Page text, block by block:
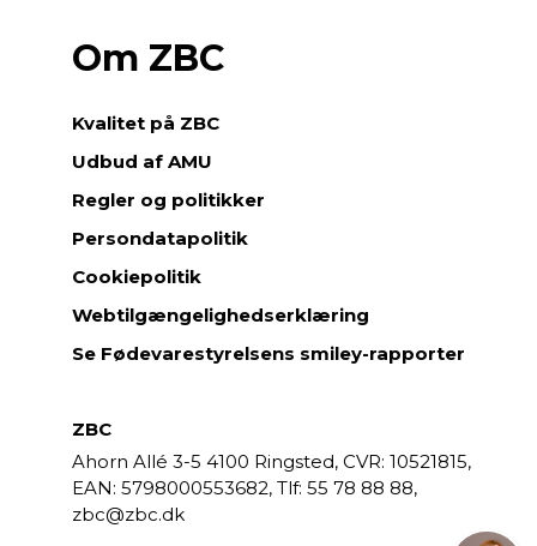
Om ZBC
Kvalitet på ZBC
Udbud af AMU
Regler og politikker
Persondatapolitik
Cookiepolitik
Webtilgængelighedserklæring
Se Fødevarestyrelsens smiley-rapporter
ZBC
Ahorn Allé 3-5 4100 Ringsted, CVR: 10521815,
EAN: 5798000553682,
55 78 88 88,
zbc@zbc.dk